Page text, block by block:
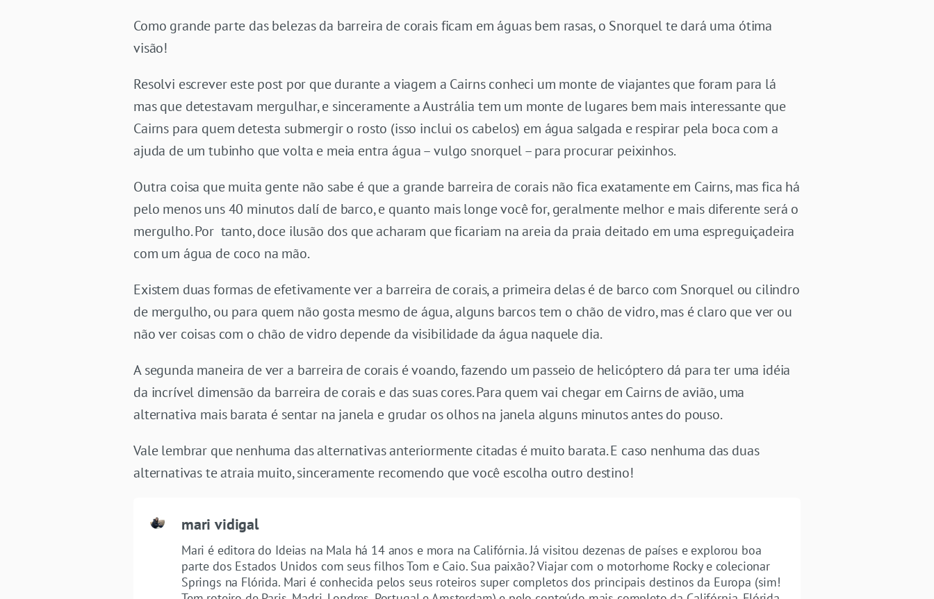
Como grande parte das belezas da barreira de corais ficam em águas bem rasas, o Snorquel te dará uma ótima
visão!
Resolvi escrever este post por que durante a viagem a Cairns conheci um monte de viajantes que foram para lá
mas que detestavam mergulhar, e sinceramente a Austrália tem um monte de lugares bem mais interessante que
Cairns para quem detesta submergir o rosto (isso inclui os cabelos) em água salgada e respirar pela boca com a
ajuda de um tubinho que volta e meia entra água – vulgo snorquel – para procurar peixinhos.
Outra coisa que muita gente não sabe é que a grande barreira de corais não fica exatamente em Cairns, mas fica há
pelo menos uns 40 minutos dalí de barco, e quanto mais longe você for, geralmente melhor e mais diferente será o
mergulho. Por tanto, doce ilusão dos que acharam que ficariam na areia da praia deitado em uma espreguiçadeira
com um água de coco na mão.
Existem duas formas de efetivamente ver a barreira de corais, a primeira delas é de barco com Snorquel ou cilindro
de mergulho, ou para quem não gosta mesmo de água, alguns barcos tem o chão de vidro, mas é claro que ver ou
não ver coisas com o chão de vidro depende da visibilidade da água naquele dia.
A segunda maneira de ver a barreira de corais é voando, fazendo um passeio de helicóptero dá para ter uma idéia
da incrível dimensão da barreira de corais e das suas cores. Para quem vai chegar em Cairns de avião, uma
alternativa mais barata é sentar na janela e grudar os olhos na janela alguns minutos antes do pouso.
Vale lembrar que nenhuma das alternativas anteriormente citadas é muito barata. E caso nenhuma das duas
alternativas te atraia muito, sinceramente recomendo que você escolha outro destino!
mari vidigal
Mari é editora do Ideias na Mala há 14 anos e mora na Califórnia. Já visitou dezenas de países e explorou boa
parte dos Estados Unidos com seus filhos Tom e Caio. Sua paixão? Viajar com o motorhome Rocky e colecionar
Springs na Flórida. Mari é conhecida pelos seus roteiros super completos dos principais destinos da Europa (sim!